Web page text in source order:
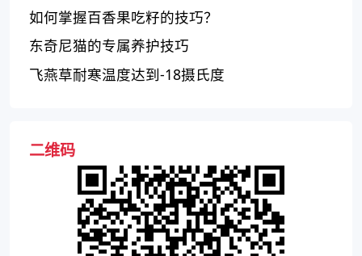
如何？
如何掌握百香果吃籽的技巧？
东奇尼猫的专属养护技巧
飞燕草耐寒温度达到-18摄氏度
二维码